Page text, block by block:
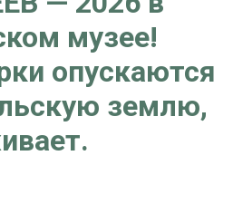
музее!
опускаются
землю,